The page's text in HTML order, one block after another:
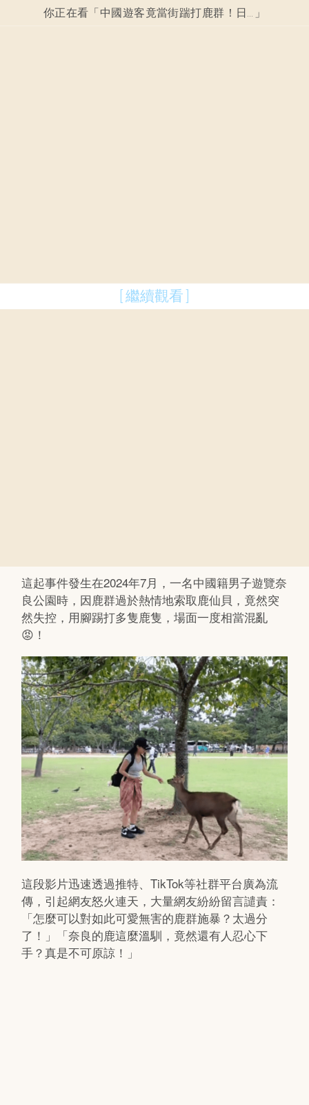
你正在看「 中國遊客竟當街踹打鹿群！日本奈良震怒，史上最嚴「護鹿新法」強勢上路！ 」
[ 繼續觀看 ]
這起事件發生在2024年7月，一名中國籍男子遊覽奈
良公園時，因鹿群過於熱情地索取鹿仙貝，竟然突
然失控，用腳踢打多隻鹿隻，場面一度相當混亂
😡！
這段影片迅速透過推特、TikTok等社群平台廣為流
傳，引起網友怒火連天，大量網友紛紛留言譴責：
「怎麼可以對如此可愛無害的鹿群施暴？太過分
了！」「奈良的鹿這麼溫馴，竟然還有人忍心下
手？真是不可原諒！」